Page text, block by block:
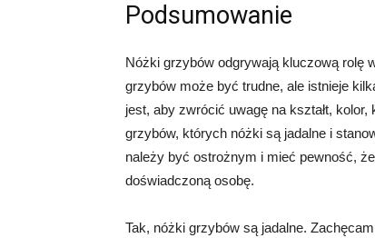
Podsumowanie
Nóżki grzybów odgrywają kluczową rolę
grzybów może być trudne, ale istnieje
jest, aby zwrócić uwagę na kształt,
grzybów, których nóżki są jadalne i
należy być ostrożnym i mieć pewność,
doświadczoną osobę.
Tak, nóżki grzybów są jadalne.